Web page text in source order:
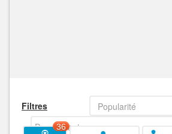
Filtres
Popularité
Decroissant
36